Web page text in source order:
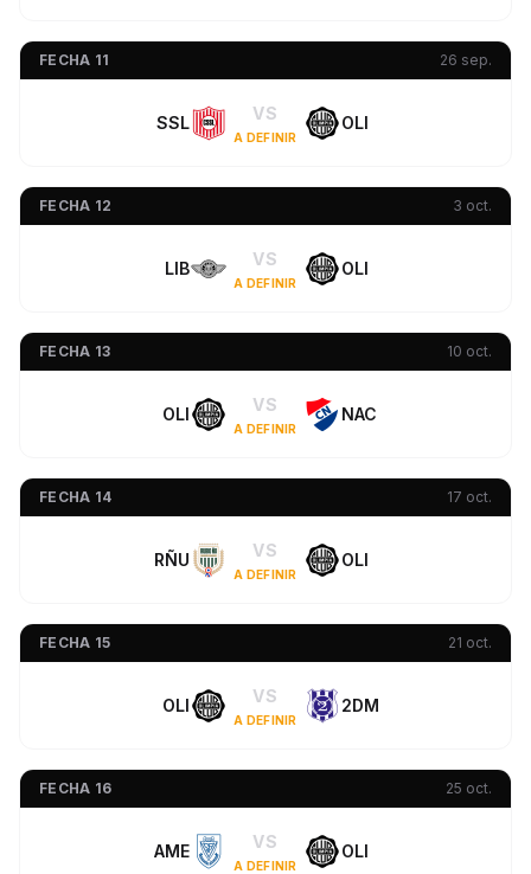
FECHA 11 26 sep.
SSL VS
A DEFINIR
OLI
FECHA 12 3 oct.
LIB VS
A DEFINIR
OLI
FECHA 13 10 oct.
OLI VS
A DEFINIR
NAC
FECHA 14 17 oct.
RÑU VS
A DEFINIR
OLI
FECHA 15 21 oct.
OLI VS
A DEFINIR
2DM
FECHA 16 25 oct.
AME VS
A DEFINIR
OLI